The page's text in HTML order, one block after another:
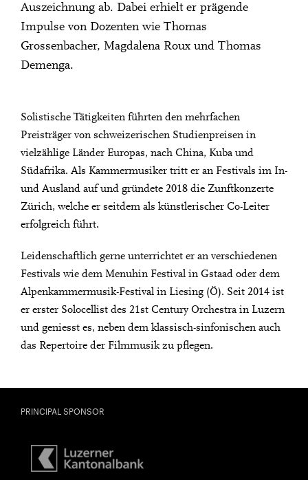
Auszeichnung ab. Dabei erhielt er prägende
Impulse von Dozenten wie Thomas
Grossenbacher, Magdalena Roux und Thomas
Demenga.
Solistische Tätigkeiten führten den mehrfachen
Preisträger von schweizerischen Studienpreisen in
vielzählige Länder Europas, nach China, Kuba und
Südafrika. Als Kammermusiker tritt er an Festivals im In-
und Ausland auf und gründete 2018 die Zunftkonzerte
Zürich, welche er seitdem als künstlerischer Co-Leiter
erfolgreich führt.
Leidenschaftlich gerne unterrichtet er an verschiedenen
Festivals wie dem Menuhin Festival in Gstaad oder dem
Alpenkammermusik-Festival in Liesing (Ö). Seit 2014 ist
er erster Solocellist des 21st Century Orchestra in Luzern
und geniesst es, neben dem klassisch-sinfonischen auch
das Repertoire der Filmmusik zu pflegen.
PRINCIPAL SPONSOR